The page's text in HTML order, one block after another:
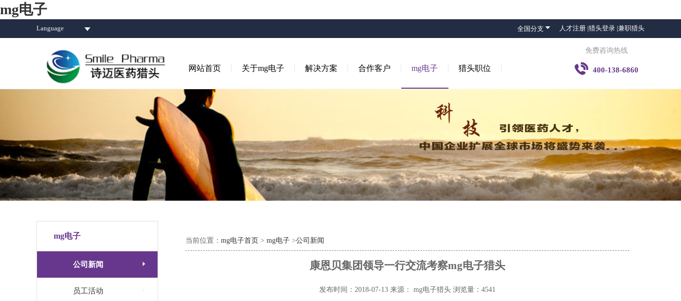
mg电子
Language 全国分支  人才注册 |猎头登录 |兼职猎头
网站首页 关于mg电子 解决方案 合作客户 mg电子 猎头职位
免费咨询热线
 400-138-6860
mg电子
公司新闻 
员工活动
当前位置： mg电子首页 > mg电子 >公司新闻
康恩贝集团领导一行交流考察mg电子猎头
发布时间：2018-07-13 来源： mg电子猎头 浏览量：4541